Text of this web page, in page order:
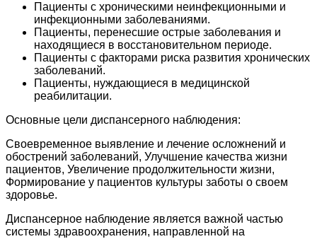
Пациенты с хроническими неинфекционными и
инфекционными заболеваниями.
Пациенты, перенесшие острые заболевания и
находящиеся в восстановительном периоде.
Пациенты с факторами риска развития хронических
заболеваний.
Пациенты, нуждающиеся в медицинской
реабилитации.
Основные цели диспансерного наблюдения:
Своевременное выявление и лечение осложнений и
обострений заболеваний, Улучшение качества жизни
пациентов, Увеличение продолжительности жизни,
Формирование у пациентов культуры заботы о своем
здоровье.
Диспансерное наблюдение является важной частью
системы здравоохранения, направленной на